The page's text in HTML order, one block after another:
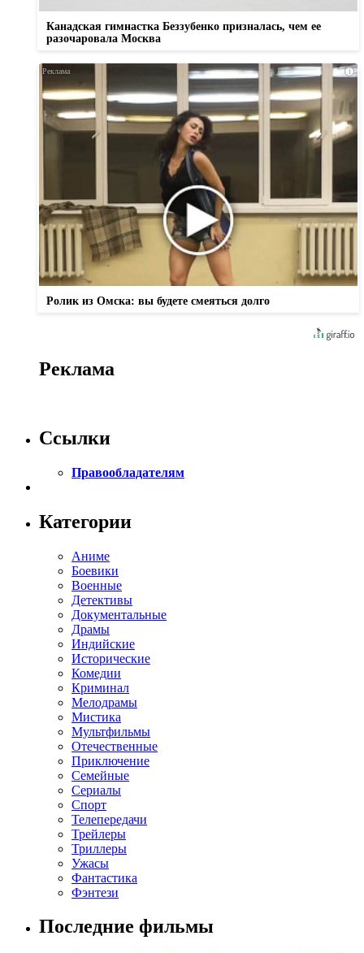
Канадская гимнастка Беззубенко призналась, чем ее
разочаровала Москва
i
Ролик из Омска: вы будете смеяться долго
Реклама
Ссылки
Правообладателям
Категории
Аниме
Боевики
Военные
Детективы
Документальные
Драмы
Индийские
Исторические
Комедии
Криминал
Мелодрамы
Мистика
Мультфильмы
Отечественные
Приключение
Семейные
Сериалы
Спорт
Телепередачи
Трейлеры
Триллеры
Ужасы
Фантастика
Фэнтези
Последние фильмы